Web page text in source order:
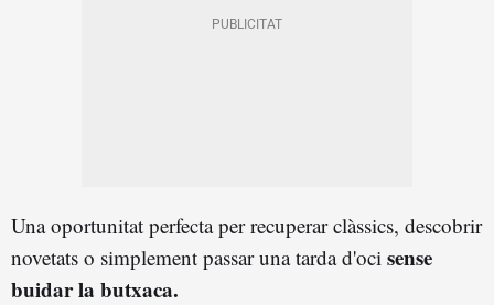
Una oportunitat perfecta per recuperar clàssics, descobrir
novetats o simplement passar una tarda d'oci sense
buidar la butxaca.